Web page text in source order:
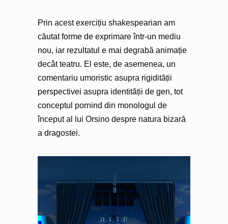
Prin acest exercițiu shakespearian am
căutat forme de exprimare într-un mediu
nou, iar rezultatul e mai degrabă animație
decât teatru. El este, de asemenea, un
comentariu umoristic asupra rigidității
perspectivei asupra identității de gen, tot
conceptul pornind din monologul de
început al lui Orsino despre natura bizară
a dragostei.